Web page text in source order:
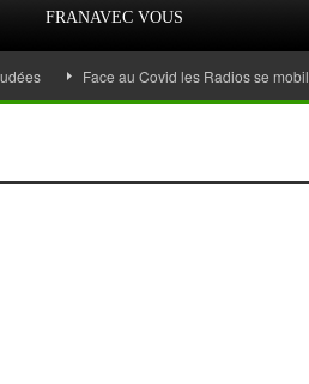
FRANAVEC VOUS
Face au Covid les Radios se mobilisent !!